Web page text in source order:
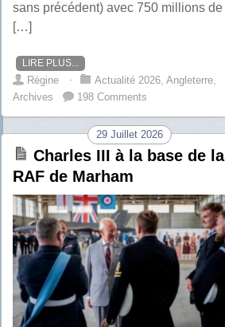
sans précédent) avec 750 millions de
[…]
LIRE PLUS...
Régine ⋅ Actualité 2026 Angleterre
Archives
198 Comments
29 Juillet 2026
Charles III à la base de la
RAF de Marham